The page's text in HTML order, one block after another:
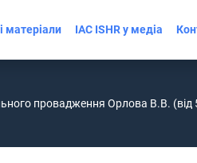
матеріали IAC ISHR у медіа
провадження Орлова В.В. (від